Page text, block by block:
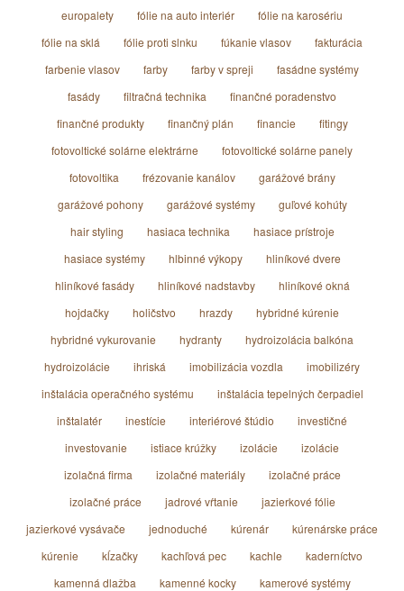
europalety fólie na auto interiér
fólie na karosériu
fólie na sklá
fólie proti slnku fúkanie vlasov
fakturácia
farbenie vlasov
farby farby v spreji
fasádne systémy
fasády
filtračná technika
finančné poradenstvo
finančné produkty
finančný plán financie
fitingy
fotovoltické solárne elektrárne
fotovoltické solárne panely
fotovoltika
frézovanie kanálov
garážové brány
garážové pohony
garážové systémy
guľové kohúty
hair styling
hasiaca technika
hasiace prístroje
hasiace systémy
hlbinné výkopy
hliníkové dvere
hliníkové fasády
hliníkové nadstavby
hliníkové okná
hojdačky
holičstvo hrazdy
hybridné kúrenie
hybridné vykurovanie
hydranty
hydroizolácia balkóna
hydroizolácie
ihriská imobilizácia vozdla
imobilizéry
inštalácia operačného systému
inštalácia tepelných čerpadiel
inštalatér
inestície interiérové štúdio
investičné
investovanie
istiace krúžky izolácie
izolácie
izolačná firma
izolačné materiály
izolačné práce
izolačné práce
jadrové vŕtanie
jazierkové fólie
jazierkové vysávače
jednoduché kúrenár
kúrenárske práce
kúrenie
kĺzačky kachľová pec kachle
kaderníctvo
kamenná dlažba
kamenné kocky
kamerové systémy